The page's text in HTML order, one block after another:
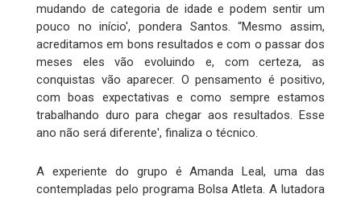
mudando de categoria de idade e podem sentir um
pouco no início', pondera Santos. “Mesmo assim,
acreditamos em bons resultados e com o passar dos
meses eles vão evoluindo e, com certeza, as
conquistas vão aparecer. O pensamento é positivo,
com boas expectativas e como sempre estamos
trabalhando duro para chegar aos resultados. Esse
ano não será diferente', finaliza o técnico.
A experiente do grupo é Amanda Leal, uma das
contempladas pelo programa Bolsa Atleta. A lutadora